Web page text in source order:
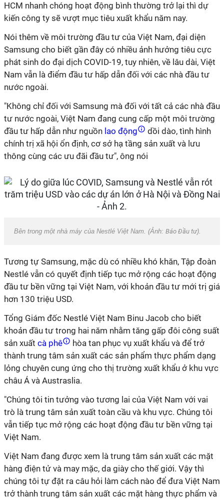
HCM nhanh chóng hoạt động bình thường trở lại thì dự
kiến công ty sẽ vượt mục tiêu xuất khẩu năm nay.
Nói thêm về môi trường đầu tư của Việt Nam, đại diện
Samsung cho biết gần đây có nhiều ảnh hưởng tiêu cực
phát sinh do đại dịch COVID-19, tuy nhiên, về lâu dài, Việt
Nam vẫn là điểm đầu tư hấp dẫn đối với các nhà đầu tư
nước ngoài.
"Không chỉ đối với Samsung mà đối với tất cả các nhà đầu
tư nước ngoài, Việt Nam đang cung cấp một môi trường
đầu tư hấp dẫn như nguồn lao động
dồi dào, tình hình
chính trị xã hội ổn định, cơ sở hạ tầng sản xuất và lưu
thông cùng các ưu đãi đầu tư", ông nói
Bên trong một nhà máy của Nestlé Việt Nam. (Ảnh: Báo Đầu tư).
Tương tự Samsung, mặc dù có nhiều khó khăn, Tập đoàn
Nestlé vẫn có quyết định tiếp tục mở rộng các hoạt động
đầu tư bền vững tại Việt Nam, với khoản đầu tư mới trị giá
hơn 130 triệu USD.
Tổng Giám đốc Nestlé Việt Nam Binu Jacob cho biết
khoản đầu tư trong hai năm nhằm tăng gấp đôi công suất
sản xuất cà phê
hòa tan phục vụ xuất khẩu và để trở
thành trung tâm sản xuất các sản phẩm thực phẩm dạng
lỏng chuyên cung ứng cho thị trường xuất khẩu ở khu vực
châu Á và Austraslia.
"Chúng tôi tin tưởng vào tương lai của Việt Nam với vai
trò là trung tâm sản xuất toàn cầu và khu vực. Chúng tôi
vẫn tiếp tục mở rộng các hoạt động đầu tư bền vững tại
Việt Nam.
Việt Nam đang được xem là trung tâm sản xuất các mặt
hàng điện tử và may mặc, da giày cho thế giới. Vậy thì
chúng tôi tự đặt ra câu hỏi làm cách nào để đưa Việt Nam
trở thành trung tâm sản xuất các mặt hàng thực phẩm và